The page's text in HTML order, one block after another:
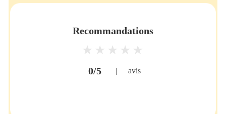
Recommandations
0/5 | avis